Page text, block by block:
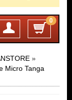
0
Login
»
Micro Tanga